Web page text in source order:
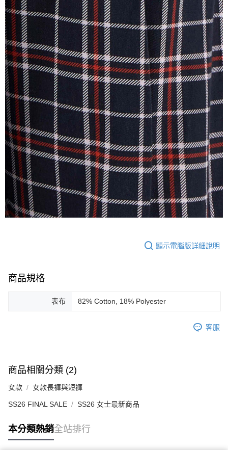
顯示電腦版詳細說明
商品規格
表布 82% Cotton, 18% Polyester
客服
商品相關分類 (2)
女款 女款長褲與短褲
SS26 FINAL SALE SS26 女士最新商品
本分類熱銷全站排行